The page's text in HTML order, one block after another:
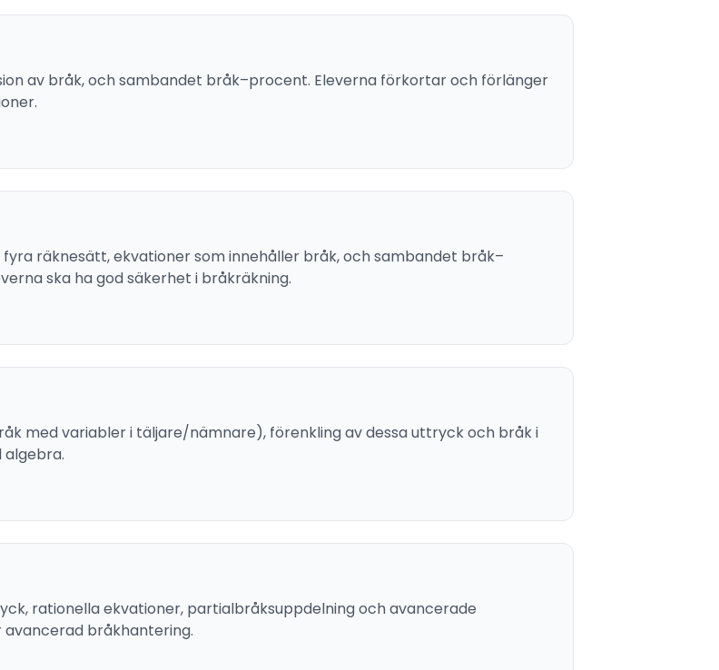
av bråk, och sambandet bråk–procent. Eleverna förkortar och förlänger
räknesätt, ekvationer som innehåller bråk, och sambandet bråk–
ska ha god säkerhet i bråkräkning.
med variabler i täljare/nämnare), förenkling av dessa uttryck och bråk i
algebra.
rationella ekvationer, partialbråksuppdelning och avancerade
bråkhantering.